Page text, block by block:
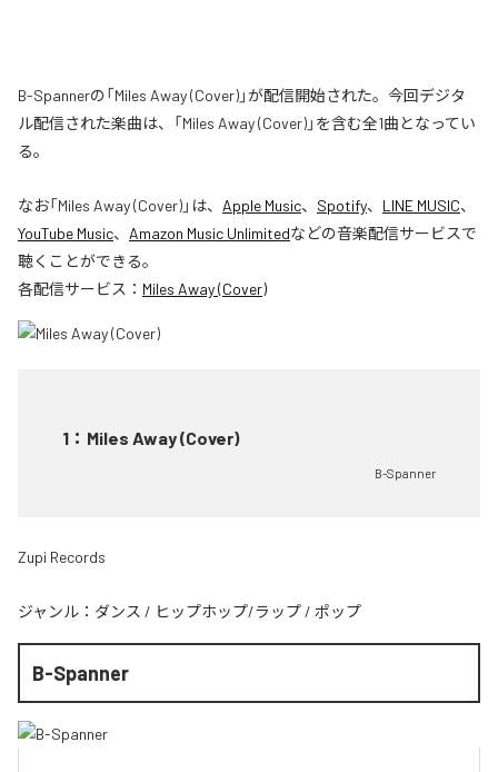
B-Spannerの「Miles Away (Cover)」が配信開始された。今回デジタ
ル配信された楽曲は、「Miles Away (Cover)」を含む全1曲となってい
る。
なお「Miles Away (Cover)」は、 Apple Music、 Spotify、 LINE MUSIC、
YouTube Music、 Amazon Music Unlimitedなどの音楽配信サービスで
聴くことができる。
各配信サービス： Miles Away (Cover)
1 ： Miles Away (Cover)
B-Spanner
Zupi Records
ジャンル： ダンス / ヒップホップ/ラップ / ポップ
B-Spanner